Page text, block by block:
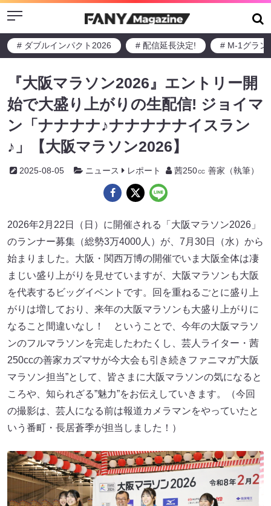
Menu
# ダブルインパクト2026 # 配信延長決定! # M-1グラン
『大阪マラソン2026』エントリー開
始で大盛り上がりの生配信! ジョイマ
ン「ナナナナ♪ナナナナナイスラン
♪」【大阪マラソン2026】
2025-08-05 ニュース レポート 茜250㏄ 善家（執筆）
2026年2月22日（日）に開催される「大阪マラソン2026」
のランナー募集（総勢3万4000人）が、7月30日（水）から
始まりました。大阪・関西万博の開催でいま大阪全体は凄
まじい盛り上がりを見せていますが、大阪マラソンも大阪
を代表するビッグイベントです。回を重ねるごとに盛り上
がりは増しており、来年の大阪マラソンも大盛り上がりに
なること間違いなし！ ということで、今年の大阪マラソ
ンのフルマラソンを完走したわたくし、芸人ライター・茜
250ccの善家カズマサが今大会も引き続きファニマガ”大阪
マラソン担当”として、皆さまに大阪マラソンの気になると
ころや、知られざる”魅力”をお伝えしていきます。（今回
の撮影は、芸人になる前は報道カメラマンをやっていたと
いう番町・長居蒼季が担当しました！）